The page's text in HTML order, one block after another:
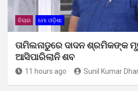
ବିଚାର ମୋ ଓଡ଼ିଶା
ତାମିଲନାଡୁରେ ଦାଦନ ଶ୍ରମିକଙ୍କ
ଆସିପାରିଲାନି ଶବ
11 hours ago Sunil Kumar